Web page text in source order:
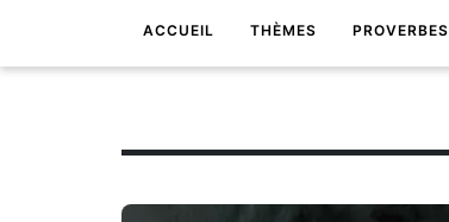
ACCUEIL THÈMES PROVERBES